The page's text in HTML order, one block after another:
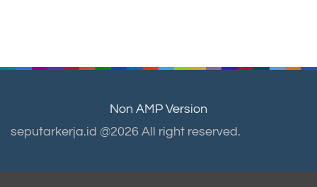
Non AMP Version
seputarkerja.id @2026 All right reserved.